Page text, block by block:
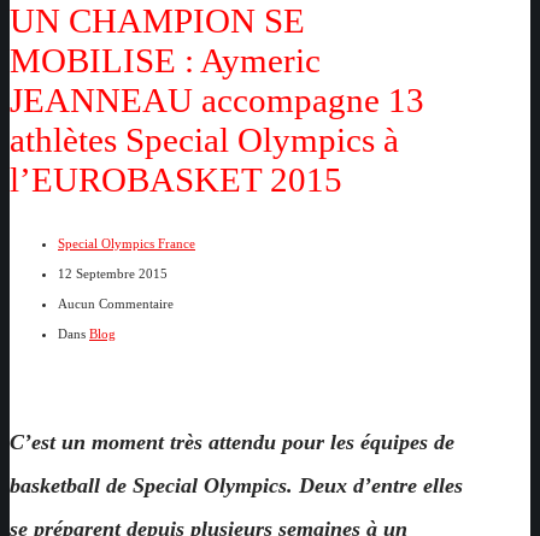
UN CHAMPION SE
MOBILISE : Aymeric
JEANNEAU accompagne 13
athlètes Special Olympics à
l’EUROBASKET 2015
Special Olympics France
12 Septembre 2015
Aucun Commentaire
Dans Blog
C’est un moment très attendu pour les équipes de
basketball de Special Olympics. Deux d’entre elles
se préparent depuis plusieurs semaines à un